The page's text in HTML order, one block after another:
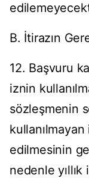
B. İtirazın
12. Başvuru
iznin
sözleşmenin
edilmesinin
nedenle yıllık